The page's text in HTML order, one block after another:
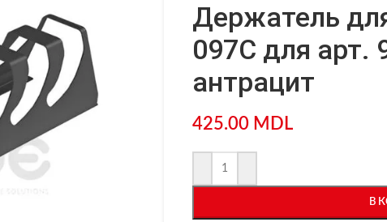
Держатель
097С для арт.
антрацит
425.00 MDL
В